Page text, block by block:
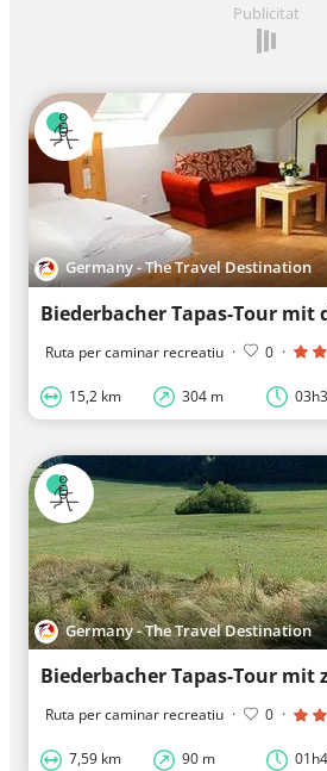
Publicitat
Germany - The Travel Destination
Biederbacher Tapas-Tour mit
Ruta per caminar recreatiu · 0 ·
15,2 km 304 m
Germany - The Travel Destination
Ruta per caminar recreatiu · 0 ·
7,59 km 90 m